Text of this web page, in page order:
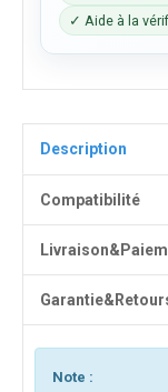
✓ Aide à la
Description
Compatibilité
Note :